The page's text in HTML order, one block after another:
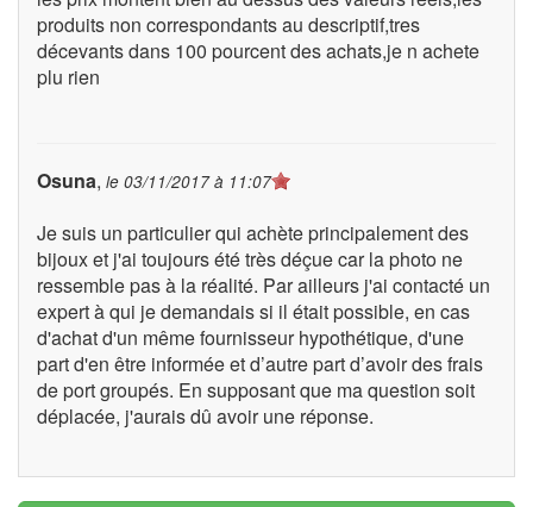
produits non correspondants au descriptif,tres
décevants dans 100 pourcent des achats,je n achete
plu rien
Osuna, le 03/11/2017 à 11:07
Je suis un particulier qui achète principalement des
bijoux et j'ai toujours été très déçue car la photo ne
ressemble pas à la réalité. Par ailleurs j'ai contacté un
expert à qui je demandais si il était possible, en cas
d'achat d'un même fournisseur hypothétique, d'une
part d'en être informée et d’autre part d’avoir des frais
de port groupés. En supposant que ma question soit
déplacée, j'aurais dû avoir une réponse.